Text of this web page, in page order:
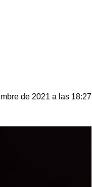
de 2021 a las 18:27